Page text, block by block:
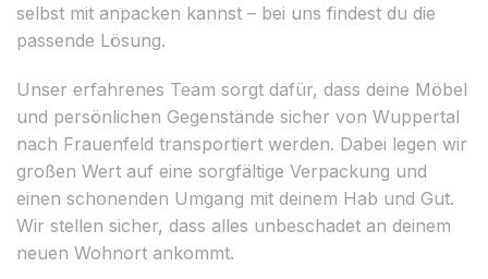
selbst mit anpacken kannst – bei uns findest du die
passende Lösung.
Unser erfahrenes Team sorgt dafür, dass deine Möbel
und persönlichen Gegenstände sicher von Wuppertal
nach Frauenfeld transportiert werden. Dabei legen wir
großen Wert auf eine sorgfältige Verpackung und
einen schonenden Umgang mit deinem Hab und Gut.
Wir stellen sicher, dass alles unbeschadet an deinem
neuen Wohnort ankommt.